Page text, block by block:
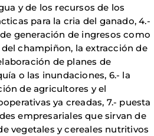
y de los recursos de los
para la cria del ganado, 4.-
generación de ingresos como
champiñon, la extracción de
de planes de
o las inundaciones, 6.- la
de agricultores y el
ya creadas, 7.- puesta
empresariales que sirvan de
vegetales y cereales nutritivos